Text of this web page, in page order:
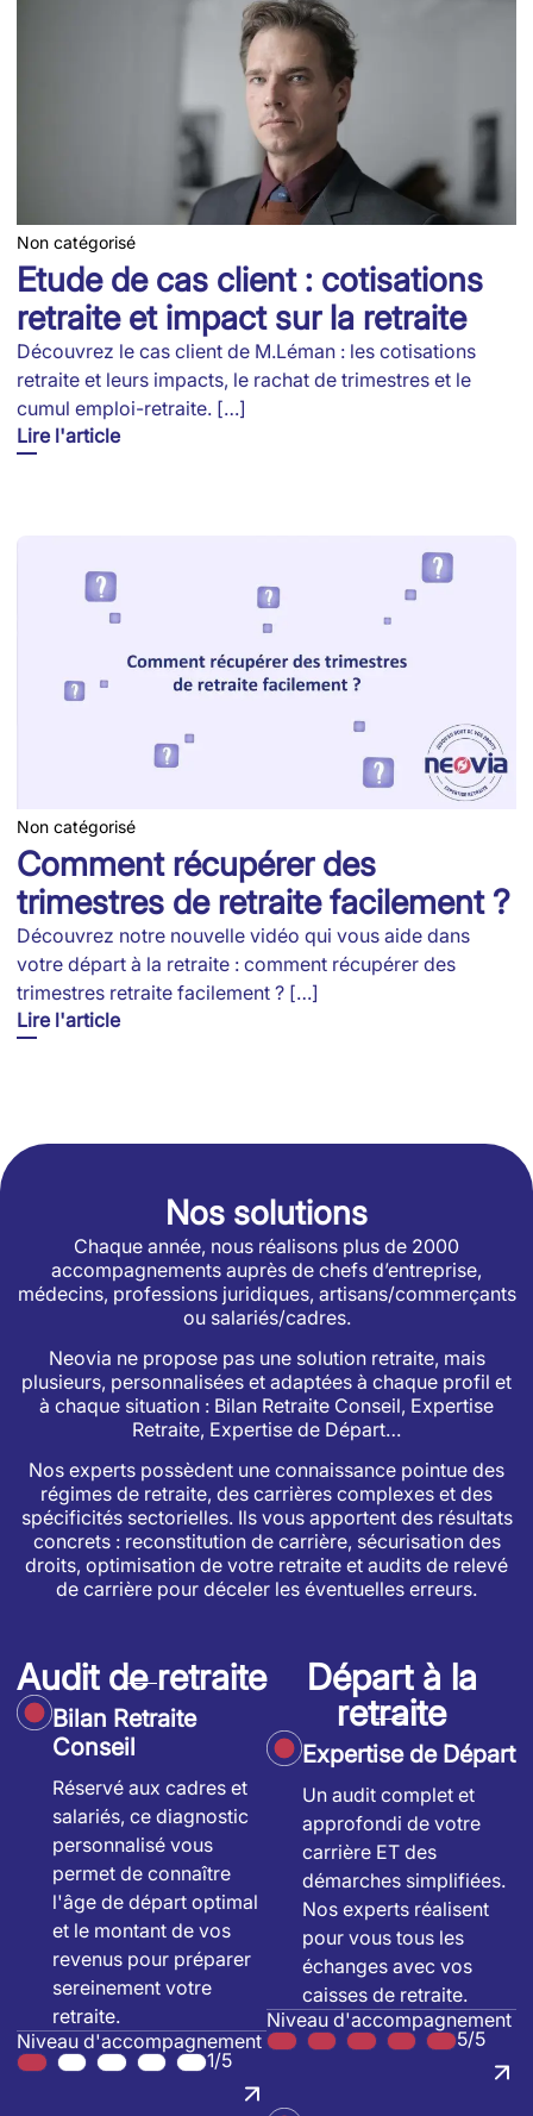
Non catégorisé
Etude de cas client : cotisations
retraite et impact sur la retraite
Découvrez le cas client de M.Léman : les cotisations
retraite et leurs impacts, le rachat de trimestres et le
cumul emploi-retraite. […]
Lire l'article
Non catégorisé
Comment récupérer des
trimestres de retraite facilement ?
Découvrez notre nouvelle vidéo qui vous aide dans
votre départ à la retraite : comment récupérer des
trimestres retraite facilement ? […]
Lire l'article
Nos solutions
Chaque année, nous réalisons plus de 2000
accompagnements auprès de chefs d’entreprise,
médecins, professions juridiques, artisans/commerçants
ou salariés/cadres.
Neovia ne propose pas une solution retraite, mais
plusieurs, personnalisées et adaptées à chaque profil et
à chaque situation : Bilan Retraite Conseil, Expertise
Retraite, Expertise de Départ…
Nos experts possèdent une connaissance pointue des
régimes de retraite, des carrières complexes et des
spécificités sectorielles. Ils vous apportent des résultats
concrets : reconstitution de carrière, sécurisation des
droits, optimisation de votre retraite et audits de relevé
de carrière pour déceler les éventuelles erreurs.
Audit de retraite
Bilan Retraite
Conseil
Réservé aux cadres et
salariés, ce diagnostic
personnalisé vous
permet de connaître
l'âge de départ optimal
et le montant de vos
revenus pour préparer
sereinement votre
retraite.
Niveau d'accompagnement
1/5
Départ à la
retraite
Expertise de Départ
Un audit complet et
approfondi de votre
carrière ET des
démarches simplifiées.
Nos experts réalisent
pour vous tous les
échanges avec vos
caisses de retraite.
Niveau d'accompagnement
5/5